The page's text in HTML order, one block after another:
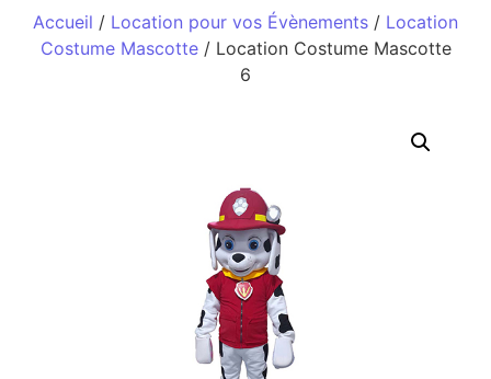
Accueil / Location pour vos Évènements / Location
Costume Mascotte/ Location Costume Mascotte
6